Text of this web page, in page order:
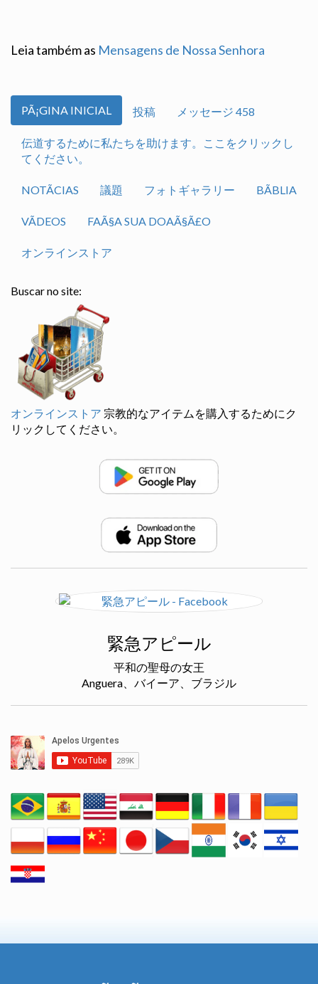
Leia também as Mensagens de Nossa Senhora
PÃ¡GINA INICIAL 投稿 メッセージ 458
伝道するために私たちを助けます。ここをクリックし
てください。
NOTÃ­CIAS 議題 フォトギャラリー BÃ­BLIA
VÃ­DEOS FAÃ§A SUA DOAÃ§Ã£O
オンラインストア
Buscar no site:
オンラインストア 宗教的なアイテムを購入するためにク
リックしてください。
緊急アピール
平和の聖母の女王
Anguera、バイーア、ブラジル